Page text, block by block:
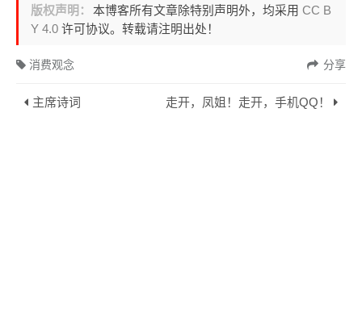
版权声明：
本博客所有文章除特别声明外，均采用CC B
Y 4.0许可协议。转载请注明出处！
分享
消费观念
主席诗词 走开，凤姐！走开，手机QQ！